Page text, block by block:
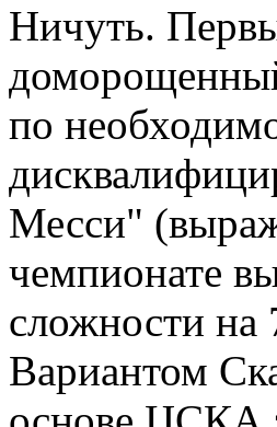
Ничуть.
по
Месси"
чемпионате
сложности на
Вариантом